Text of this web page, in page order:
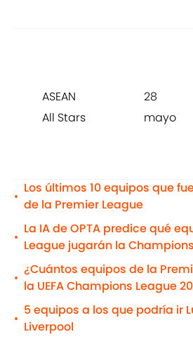
ASEAN
All Stars
28
mayo
•
Los últimos 10 equipos que
de la Premier League
•
La IA de OPTA predice qué
League jugarán la
•
¿Cuántos equipos de la
la UEFA Champions League
•
5 equipos a los que podría ir
Liverpool